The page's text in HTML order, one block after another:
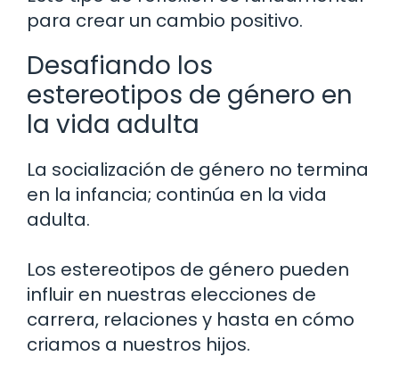
para crear un cambio positivo.
Desafiando los
estereotipos de género en
la vida adulta
La socialización de género no termina
en la infancia; continúa en la vida
adulta.
Los estereotipos de género pueden
influir en nuestras elecciones de
carrera, relaciones y hasta en cómo
criamos a nuestros hijos.